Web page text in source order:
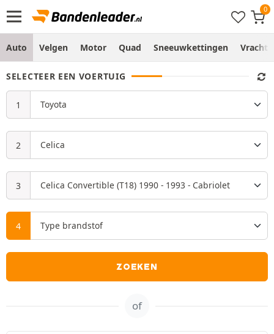
Auto Velgen Motor Quad Sneeuwkettingen
SELECTEER EEN VOERTUIG
ZOEKEN
of